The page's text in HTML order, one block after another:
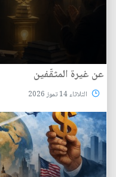
عن غيرة المثقّفين
الثلاثاء 14 تموز 2026